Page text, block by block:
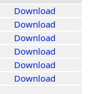
Download
Download
Download
Download
Download
Download